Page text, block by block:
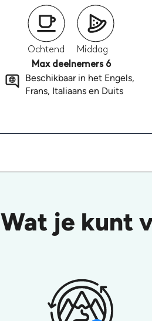
Ochtend
Middag
Max deelnemers 6
Beschikbaar in het Engels,
Frans, Italiaans en Duits
Wat je kunt